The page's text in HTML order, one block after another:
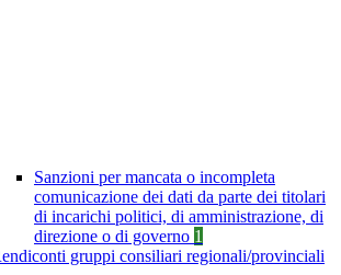
Sanzioni per mancata o incompleta
comunicazione dei dati da parte dei titolari
di incarichi politici, di amministrazione, di
direzione o di governo 1
gruppi consiliari regionali/provinciali